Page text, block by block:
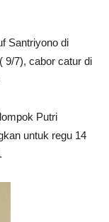
Santriyono di
9/7), cabor catur di
Putri
untuk regu 14